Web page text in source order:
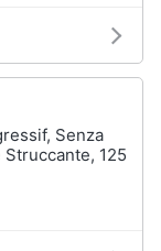
Senza
125